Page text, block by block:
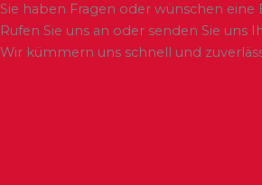
Sie haben Fragen oder wünschen eine
Rufen Sie uns an oder senden Sie uns
Wir kümmern uns schnell und